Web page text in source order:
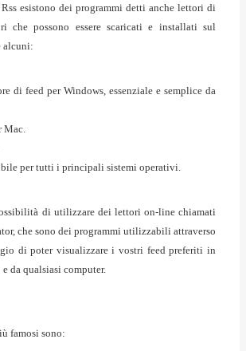
Rss esistono dei programmi detti anche lettori di
che possono essere scaricati e installati sul
alcuni:
di feed per Windows, essenziale e semplice da
Mac.
per tutti i principali sistemi operativi.
di utilizzare dei lettori on-line chiamati
che sono dei programmi utilizzabili attraverso
di poter visualizzare i vostri feed preferiti in
da qualsiasi computer.
famosi sono: